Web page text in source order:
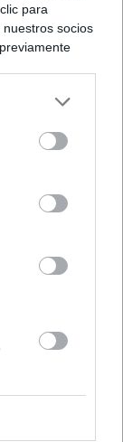
para
socios
algún
de
se aplicarán
sitio web o